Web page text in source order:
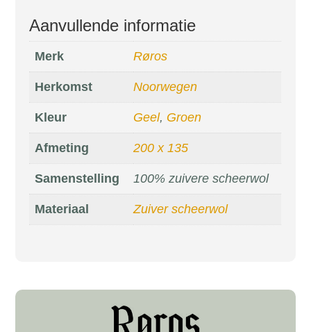
Aanvullende informatie
Merk Røros
Herkomst Noorwegen
Kleur Geel, Groen
Afmeting 200 x 135
Samenstelling 100% zuivere scheerwol
Materiaal Zuiver scheerwol